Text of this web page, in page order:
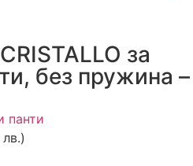
за
без пружина –
панти